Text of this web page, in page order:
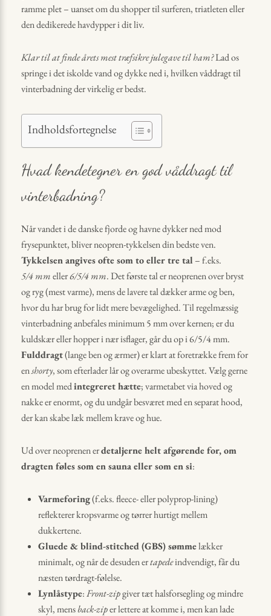
ramme plet – uanset om du shopper til surferen, triatleten eller
den dedikerede havdypper i dit liv.
Klar til at finde årets mest træfsikre julegave til ham?Lad os
springe i det iskolde vand og dykke ned i, hvilken våddragt til
vinterbadning der virkelig er bedst.
Indholdsfortegnelse
Hvad kendetegner en god våddragt til
vinterbadning?
Når vandet i de danske fjorde og havne dykker ned mod
frysepunktet, bliver neopren-tykkelsen din bedste ven.
Tykkelsen angives ofte som to eller tre tal – f.eks.
5/4 mmeller6/5/4 mm. Det første tal er neoprenen over bryst
og ryg (mest varme), mens de lavere tal dækker arme og ben,
hvor du har brug for lidt mere bevægelighed. Til regelmæssig
vinterbadning anbefales minimum 5 mm over kernen; er du
kuldskær eller hopper i nær isflager, går du op i 6/5/4 mm.
Fulddragt(lange ben og ærmer) er klart at foretrække frem for
enshorty, som efterlader lår og overarme ubeskyttet. Vælg gerne
en model medintegreret hætte; varmetabet via hoved og
nakke er enormt, og du undgår besværet med en separat hood,
der kan skabe læk mellem krave og hue.
Ud over neoprenen erdetaljerne helt afgørende for, om
dragten føles som en sauna eller som en si:
Varmeforing(f.eks. fleece- eller polyprop-lining)
reflekterer kropsvarme og tørrer hurtigt mellem
dukkertene.
Gluede & blind-stitched (GBS) sømmelækker
minimalt, og når de desuden ertapedeindvendigt, får du
næsten tørdragt-følelse.
Lynlåstype:Front-zipgiver tæt halsforsegling og mindre
skyl, mensback-ziper lettere at komme i, men kan lade